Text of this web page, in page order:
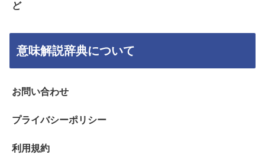
ど
意味解説辞典について
お問い合わせ
プライバシーポリシー
利用規約